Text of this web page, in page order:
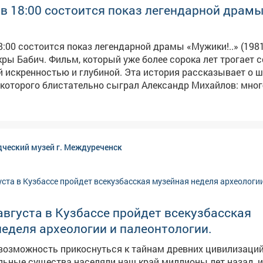
18:00 состоится показ легендарной драмы
состоится показ легендарной драмы «Мужики!..»
сорока лет трогает сердца
искренностью и глубиной. Эта история рассказывает о
блистательно сыграл Александр Михайлов:
из родного села, не простив бывшую невесту Настю, но
его вернуться. Там он узнаёт шокирующую правду -
выдающиеся актёры, а сама картина сразу после
от благодарных зрителей, которые признавались,
эту удивительную,
которая заставляет задуматься о главном. 📅 Когда: 12
музей г. Междуреченск
в Кузбассе пройдет всекузбасская
археологии и палеонтологии.
прикоснуться к тайнам древних